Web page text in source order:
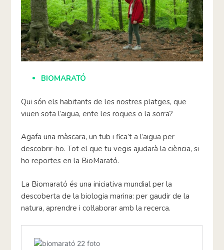
BIOMARATÓ
Qui són els habitants de les nostres platges, que
viuen sota l’aigua, ente les roques o la sorra?
Agafa una màscara, un tub i fica’t a l’aigua per
descobrir-ho. Tot el que tu vegis ajudarà la ciència, si
ho reportes en la BioMarató.
La Biomarató és una iniciativa mundial per la
descoberta de la biologia marina: per gaudir de la
natura, aprendre i col·laborar amb la recerca.